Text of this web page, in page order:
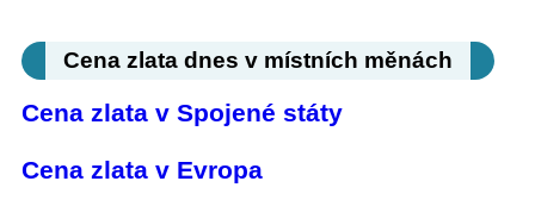
Cena zlata dnes v místních měnách
Cena zlata v Spojené státy
Cena zlata v Evropa